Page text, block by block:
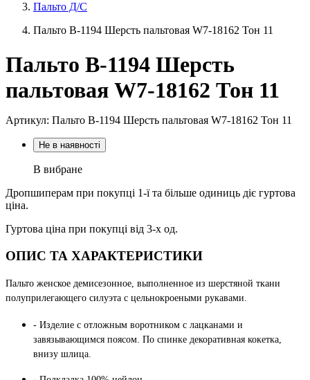
Пальто Д/С
Пальто В-1194 Шерсть пальтовая W7-18162 Тон 11
Пальто В-1194 Шерсть
пальтовая W7-18162 Тон 11
Артикул: Пальто В-1194 Шерсть пальтовая W7-18162 Тон 11
Не в наявності
В вибране
Дропшиперам при покупці 1-ї та більше одиниць діє гуртова
ціна.
Гуртова ціна при покупці від 3-х од.
ОПИС ТА ХАРАКТЕРИСТИКИ
Пальто женское демисезонное, выполненное из шерстяной ткани
полуприлегающего силуэта с цельнокроеными рукавами.
- Изделие с отложным воротником с лацканами и
завязывающимся поясом. По спинке декоративная кокетка,
внизу шлица.